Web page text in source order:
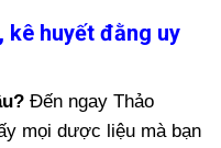
kê huyết đằng uy
Đến ngay Thảo
mọi dược liệu mà bạn